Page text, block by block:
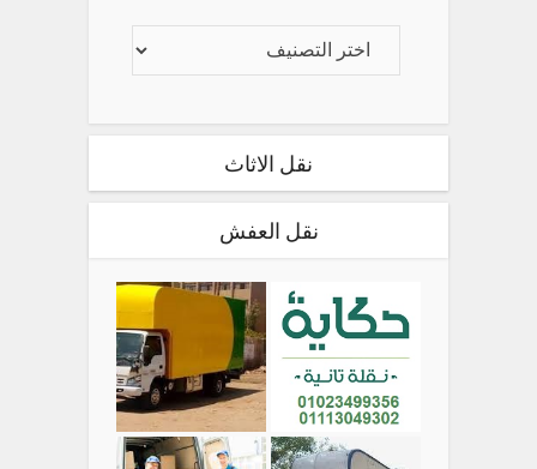
نقل الاثاث
نقل العفش